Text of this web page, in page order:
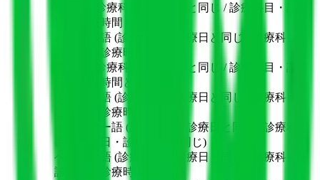
台湾語 (診療科目・診療日と同じ / 診療科目・診療
日・診療時間と同じ)
ハングル語 (診療科目・診療日と同じ / 診療科目・
診療日・診療時間と同じ)
タイ語 (診療科目・診療日と同じ / 診療科目・診療
日・診療時間と同じ)
タガログ語 (診療科目・診療日と同じ / 診療科目・
診療日・診療時間と同じ)
ミャンマー語 (診療科目・診療日と同じ / 診療科
目・診療日・診療時間と同じ)
ベトナム語 (診療科目・診療日と同じ / 診療科目・
診療日・診療時間と同じ)